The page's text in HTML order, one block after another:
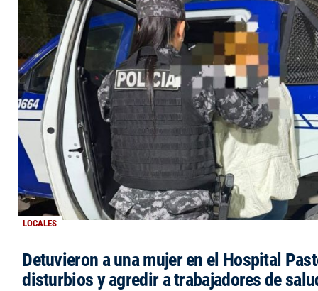
LOCALES
Detuvieron a una mujer en el Hospital
disturbios y agredir a trabajadores de